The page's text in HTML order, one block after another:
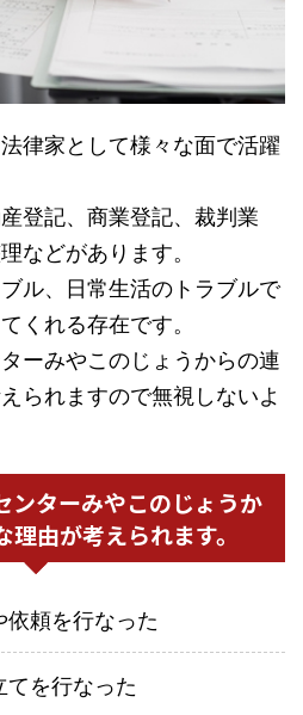
律家として様々な面で活躍
登記、商業登記、裁判業
などがあります。
ル、日常生活のトラブルで
くれる存在です。
ーみやこのじょうからの連
られますので無視しないよ
ンターみやこのじょうか
由が考えられます。
依頼を行なった
てを行なった